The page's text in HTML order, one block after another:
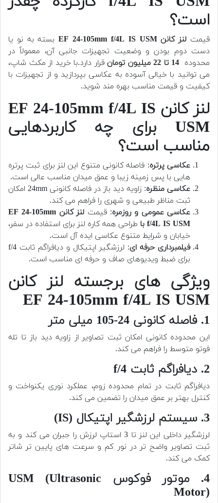
است؟
قیمت لنز کانن EF 24-105mm f/4L IS USM
بسته به نو یا
دست دوم بودن و وضعیت تجهیزات جانبی آن، معمولاً در
محدوده
قرار دارد.با خرید از مکث شاپ،
می توانید با خیالی آسوده به عکاسی بپردازید و از تجهیزات با
کیفیت و قیمت مناسب بهره مند شوید.
لنز کانن EF 24-105mm f/4L IS
USM برای چه کاربردهایی
مناسب است؟
عکاسی پرتره: فاصله کانونی متنوع این لنز برای ثبت پرتره
هایی با پس زمینه زیبا و عمق میدان مناسب عالی است.
عکاسی منظره
: زاویه دید باز در فاصله کانونی 24mm امکان
ثبت مناظر طبیعی و شهری را فراهم می کند.
عکاسی عمومی و روزمره: قیمت
لنز کانن EF 24-105mm
f/4L IS USM با
طراحی همه کاره لنز برای استفاده در سفر،
خیابان و شرایط متنوع عکاسی ایده آل است.
فیلمبرداری حرفه ای
: لرزشگیر اپتیکال و دیافراگم ثابت f/4
برای ضبط ویدیوهای صاف و حرفه ای مناسب است.
ویژگی های برجسته لنز کانن
EF 24-105mm f/4L IS USM
1. فاصله کانونی 24-105 میلی متر
این محدوده کانونی امکان ثبت تصاویر از زاویه دید باز تا تله
فوتو متوسط را فراهم می کند.
2. دیافراگم ثابت f/4
دیافراگم ثابت در تمام محدوده زوم، عملکرد نوری یکنواخت و
کنترل بهتر بر عمق میدان را تضمین می کند.
3. سیستم لرزشگیر اپتیکال (IS)
لرزشگیر داخلی این لنز تا 3 استاپ لرزش را جبران می کند و به
ثبت تصاویر واضح تر در نور کم و سرعت های پایین تر شاتر
کمک می کند.
4. موتور فوکوس USM (Ultrasonic
Motor)